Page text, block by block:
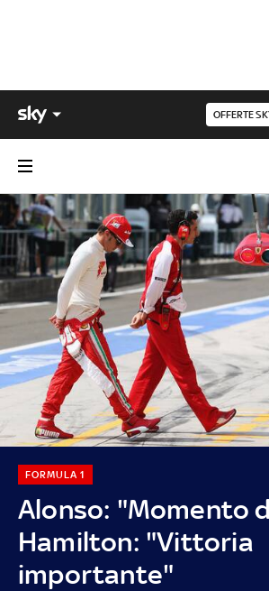
OFFERTE
Alonso: "Momento
Hamilton: "Vittoria
importante"
FORMULA 1